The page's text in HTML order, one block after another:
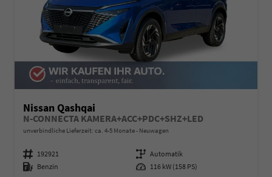
Nissan Qashqai
N-CONNECTA KAMERA+ACC+PDC+SHZ+LED
unverbindliche Lieferzeit: ca. 4-5 Monate Neuwagen
Fahrzeugnummer 192921 Getriebe Automatik
Kraftstoff Benzin Leistung 116 kW (158 PS)